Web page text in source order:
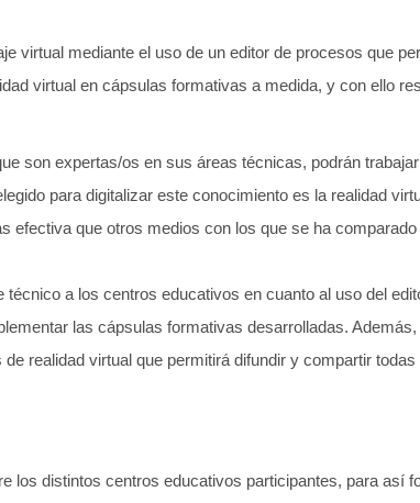
virtual mediante el uso de un editor de procesos que
virtual en cápsulas formativas a medida, y con ello
son expertas/os en sus áreas técnicas, podrán
para digitalizar este conocimiento es la realidad
efectiva que otros medios con los que se ha
a los centros educativos en cuanto al uso del
las cápsulas formativas desarrolladas.
realidad virtual que permitirá difundir y compartir
los distintos centros educativos participantes, para así